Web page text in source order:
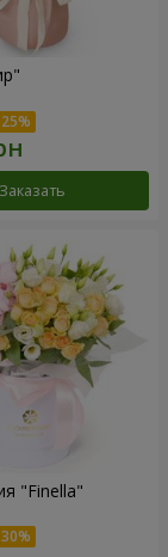
Заказать
"Finella"